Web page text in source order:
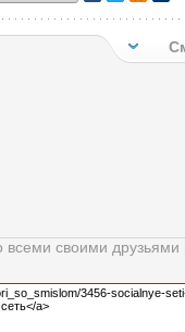
всеми своими